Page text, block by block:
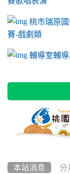
link to
桃市瑞原
賽-戲劇類
link to
輔導室輔導
本站消息 分